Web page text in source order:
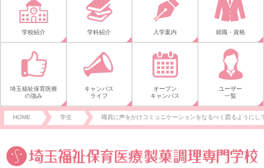
学校紹介 学科紹介 入学案内 就職・資格
埼玉福祉保育医療
の強み
キャンパス
ライフ
オープン
キャンパス
ユーザー
一覧
HOME 学生 職員に声をかけコミュニケーションをなるべく図るようにし